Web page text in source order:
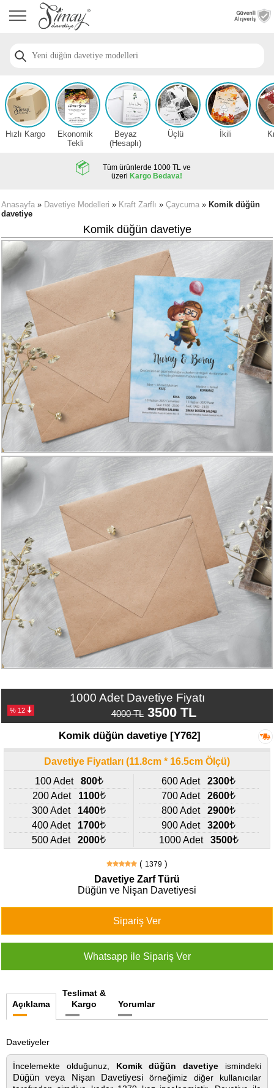
Anasayfa
Davetiye
Nişan
Davetiye
Modelleri
Düğün
Davetiye
Zarfsız,
Hesaplı
Davetiye
Modelleri
Karikatürlü
Davetiye
Modelleri
Sade
Düğün
Davetiye
Modelleri
Atatürk'lü
Davetiyeler
Papatyalı
Davetiye
Modelleri
Düğün
Davetiyeler
yeni
Numune
Talebi
(ücretsiz)
Gerçek
Müşteri
Yorumları
Simay
0533
29
Hızlı Kargo
Ekonomik
Tekli
Beyaz
(Hesaplı)
Üçlü İkili
Tüm ürünlerde 1000 TL ve
üzeri Kargo Bedava!
Anasayfa » Davetiye Modelleri » Kraft Zarflı » Çaycuma » Komik düğün
davetiye
Komik düğün davetiye
1000 Adet Davetiye Fiyatı
% 12 4000 TL3500 TL
Komik düğün davetiye [Y762]
Davetiye Fiyatları (11.8cm * 16.5cm Ölçü)
100 Adet
800
200 Adet
1100
300 Adet
1400
400 Adet
1700
500 Adet
2000
600 Adet
2300
700 Adet
2600
800 Adet
2900
900 Adet
3200
1000 Adet
3500
( 1379 )
Davetiye Zarf Türü
Düğün ve Nişan Davetiyesi
Açıklama
Teslimat &
Kargo
Yorumlar
Davetiyeler
İncelemekte olduğunuz, Komik düğün davetiye ismindeki
Düğün veya Nişan Davetiyesi örneğimiz diğer kullanıcılar